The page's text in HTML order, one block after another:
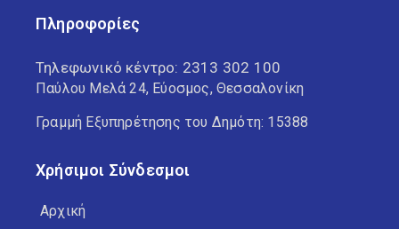
Πληροφορίες
Τηλεφωνικό κέντρο: 2313 302 100
Παύλου Μελά 24, Εύοσμος, Θεσσαλονίκη
Γραμμή Εξυπηρέτησης του Δημότη: 15388
Χρήσιμοι Σύνδεσμοι
Αρχική